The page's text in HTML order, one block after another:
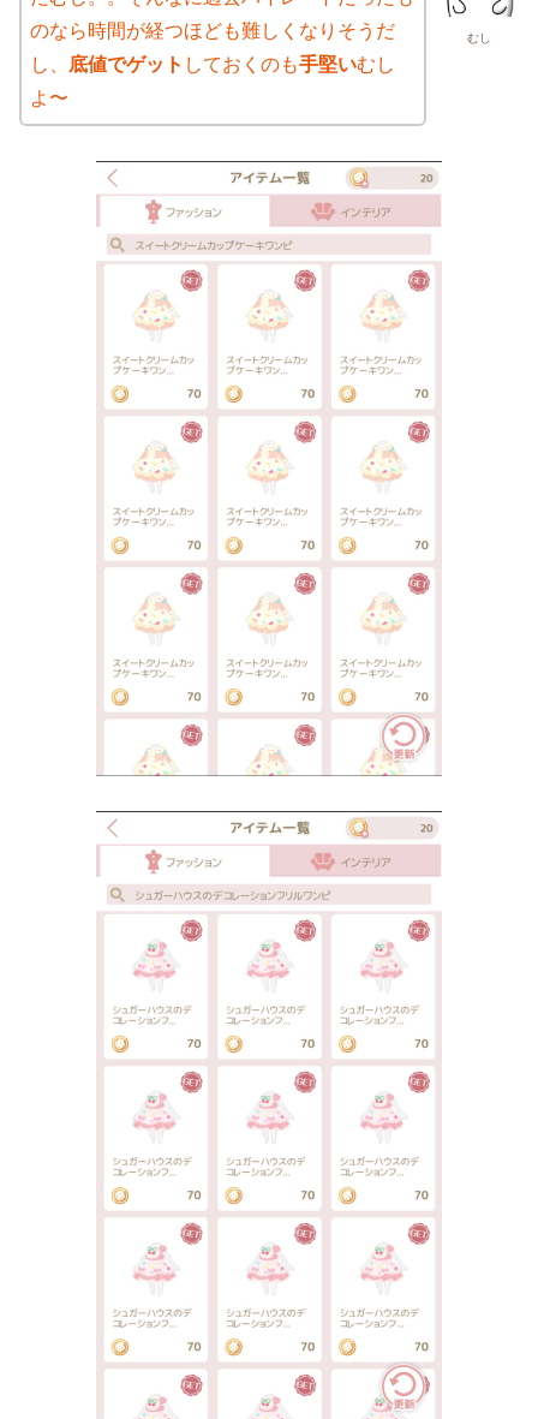
むし
のなら時間が経つほども難しくなりそうだ
し、 底値でゲット しておくのも手堅いむし
よ〜